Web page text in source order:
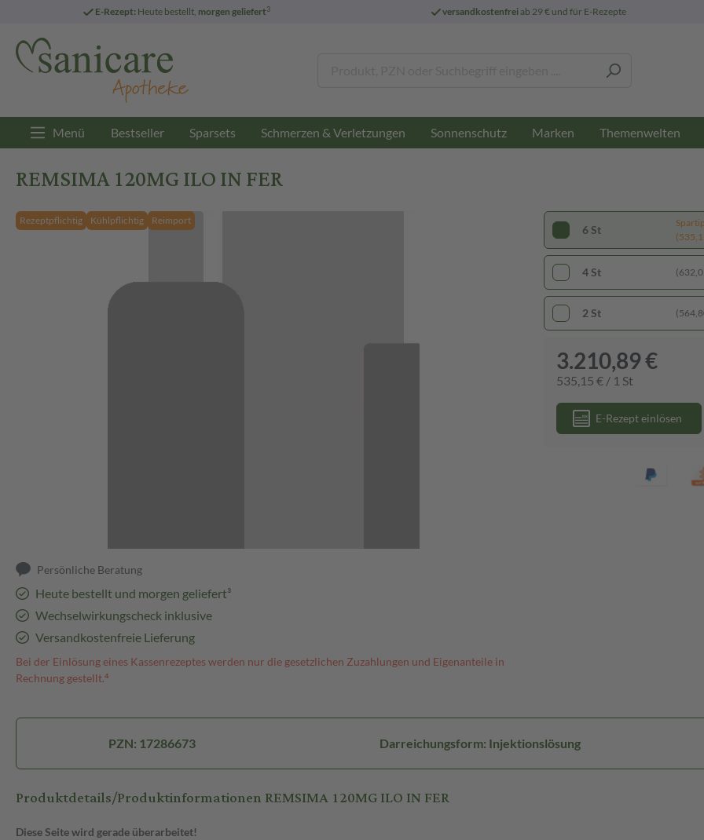
E-Rezept: Heute bestellt, morgen geliefert3 versandkostenfreiab 29 € und für E-Rezepte
Menü Bestseller Sparsets Schmerzen & Verletzungen Sonnenschutz Marken Themenwelten
REMSIMA 120MG ILO IN FER
Rezeptpflichtig Kühlpflichtig Reimport
Persönliche Beratung
Heute bestellt und morgen geliefert³
Wechselwirkungscheck inklusive
Versandkostenfreie Lieferung
Bei der Einlösung eines Kassenrezeptes werden nur die gesetzlichen Zuzahlungen und Eigenanteile in
Rechnung gestellt.⁴
6 St
4 St
2 St
3.210,89 €
535,15 € / 1 St
E-Rezept einlösen
PZN: 17286673 Darreichungsform: Injektionslösung
Produktdetails/Produktinformationen REMSIMA 120MG ILO IN FER
Diese Seite wird gerade überarbeitet!